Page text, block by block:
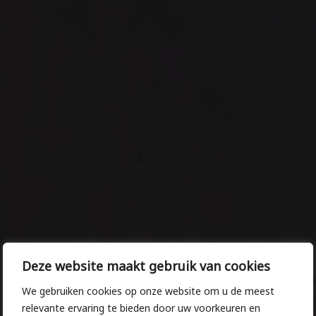
Deze website maakt gebruik van cookies
We gebruiken cookies op onze website om u de meest
relevante ervaring te bieden door uw voorkeuren en
ONZE WERKWIJZE
Bij Alpha Natuursteen begrijpen we dat